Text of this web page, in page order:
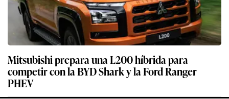
Mitsubishi prepara una L200 híbrida para
competir con la BYD Shark y la Ford Ranger
PHEV